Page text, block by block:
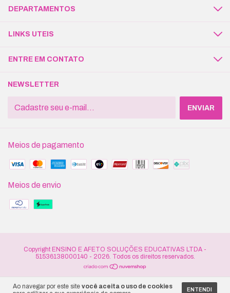
Ao navegar por este site você aceita o uso de cookies
ENTENDI
DEPARTAMENTOS
LINKS UTEIS
ENTRE EM CONTATO
NEWSLETTER
Meios de pagamento
Meios de envio
Copyright ENSINO E AFETO SOLUÇÕES EDUCATIVAS LTDA -
51536138000140 - 2026. Todos os direitos reservados.